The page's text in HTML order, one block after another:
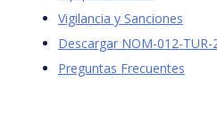
Vigilancia y Sanciones
Descargar NOM-012-TUR-
Preguntas Frecuentes